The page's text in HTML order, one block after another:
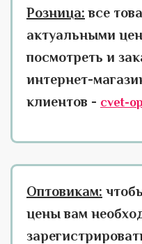
Розница: все
актуальными
посмотреть и
интернет-
клиентов - cvet-
Оптовикам:
цены вам